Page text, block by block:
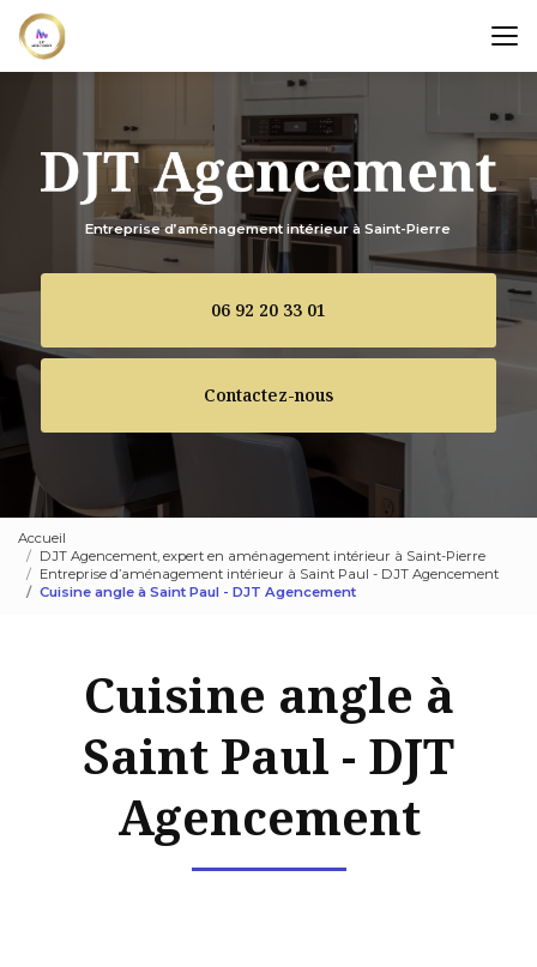
Aller
au
contenu
principal
Entreprise d’aménagement intérieur à Saint-Pierre
06 92 20 33 01
Contactez-nous
Accueil
DJT Agencement, expert en aménagement intérieur à Saint-Pierre
Entreprise d’aménagement intérieur à Saint Paul - DJT Agencement
Cuisine angle à Saint Paul - DJT Agencement
Cuisine angle à
Saint Paul - DJT
Agencement